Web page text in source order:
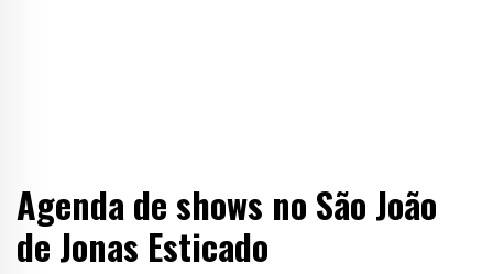
Agenda de shows no São João
de Jonas Esticado